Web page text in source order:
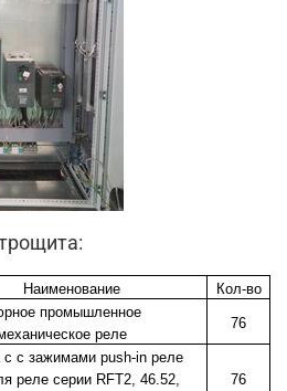
Наименование Кол-во
промышленное
реле
76
с с зажимами push-in реле
реле серии RFT2, 46.52,
76